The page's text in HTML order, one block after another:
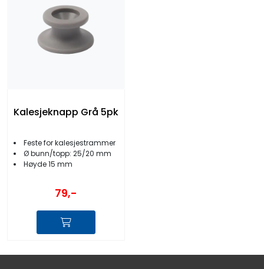
Kalesjeknapp Grå 5pk
Feste for kalesjestrammer
Ø bunn/topp: 25/20 mm
Høyde 15 mm
79,-